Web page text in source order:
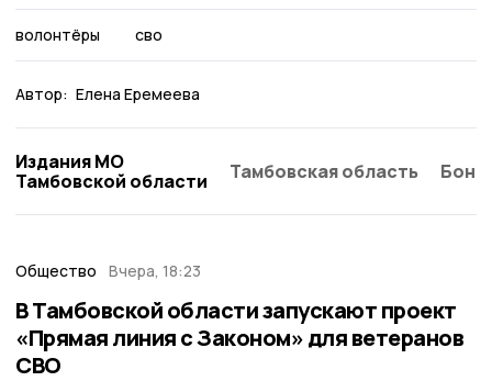
волонтёры сво
Автор: Елена Еремеева
Издания МО
Тамбовской области
Тамбовская область
Общество Вчера, 18:23
В Тамбовской области запускают проект
«Прямая линия с Законом» для ветеранов
СВО